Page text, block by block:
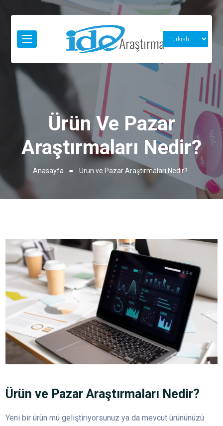
Ürün Ve Pazar
Araştırmaları Nedir?
Anasayfa Ürün ve Pazar Araştırmaları Nedir?
Ürün ve Pazar Araştırmaları Nedir?
Yeni bir ürün mü geliştiriyorsunuz ya da mevcut ürününüzü